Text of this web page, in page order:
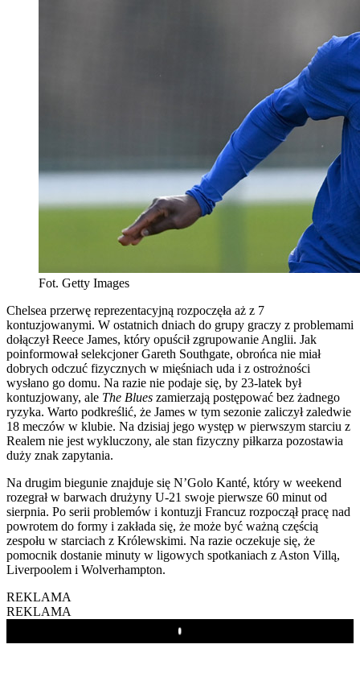
Fot. Getty Images
Chelsea przerwę reprezentacyjną rozpoczęła aż z 7
kontuzjowanymi. W ostatnich dniach do grupy graczy z problemami
dołączył Reece James, który opuścił zgrupowanie Anglii. Jak
poinformował selekcjoner Gareth Southgate, obrońca nie miał
dobrych odczuć fizycznych w mięśniach uda i z ostrożności
wysłano go domu. Na razie nie podaje się, by 23-latek był
kontuzjowany, ale The Blues zamierzają postępować bez żadnego
ryzyka. Warto podkreślić, że James w tym sezonie zaliczył zaledwie
18 meczów w klubie. Na dzisiaj jego występ w pierwszym starciu z
Realem nie jest wykluczony, ale stan fizyczny piłkarza pozostawia
duży znak zapytania.
Na drugim biegunie znajduje się N’Golo Kanté, który w weekend
rozegrał w barwach drużyny U-21 swoje pierwsze 60 minut od
sierpnia. Po serii problemów i kontuzji Francuz rozpoczął pracę nad
powrotem do formy i zakłada się, że może być ważną częścią
zespołu w starciach z Królewskimi. Na razie oczekuje się, że
pomocnik dostanie minuty w ligowych spotkaniach z Aston Villą,
Liverpoolem i Wolverhampton.
REKLAMA
REKLAMA
Play